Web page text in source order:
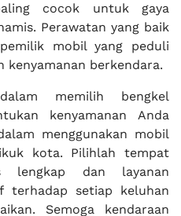
cocok untuk gaya
Perawatan yang baik
mobil yang peduli
kenyamanan berkendara.
memilih bengkel
kenyamanan Anda
menggunakan mobil
kota. Pilihlah tempat
lengkap dan layanan
terhadap setiap keluhan
Semoga kendaraan